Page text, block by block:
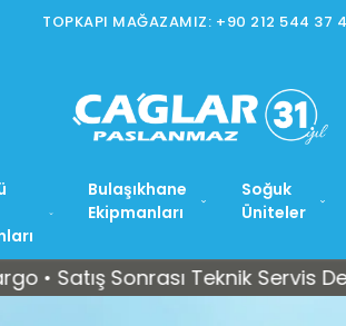
Bulaşıkhane
Ekipmanları
Soğuk
Üniteler
Sonrası Teknik Servis Desteği